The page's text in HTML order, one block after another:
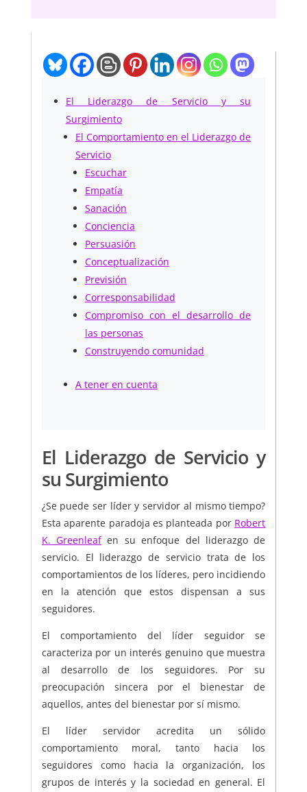
El Liderazgo de Servicio y su
Surgimiento
El Comportamiento en el Liderazgo de
Servicio
Escuchar
Empatía
Sanación
Conciencia
Persuasión
Conceptualización
Previsión
Corresponsabilidad
Compromiso con el desarrollo de
las personas
Construyendo comunidad
A tener en cuenta
El Liderazgo de Servicio y
su Surgimiento
¿Se puede ser líder y servidor al mismo tiempo?
Esta aparente paradoja es planteada por Robert
K. Greenleafen su enfoque del liderazgo de
servicio. El liderazgo de servicio trata de los
comportamientos de los líderes, pero incidiendo
en la atención que estos dispensan a sus
seguidores.
El comportamiento del líder seguidor se
caracteriza por un interés genuino que muestra
al desarrollo de los seguidores. Por su
preocupación sincera por el bienestar de
aquellos, antes del bienestar por sí mismo.
El líder servidor acredita un sólido
comportamiento moral, tanto hacia los
seguidores como hacia la organización, los
grupos de interés y la sociedad en general. El